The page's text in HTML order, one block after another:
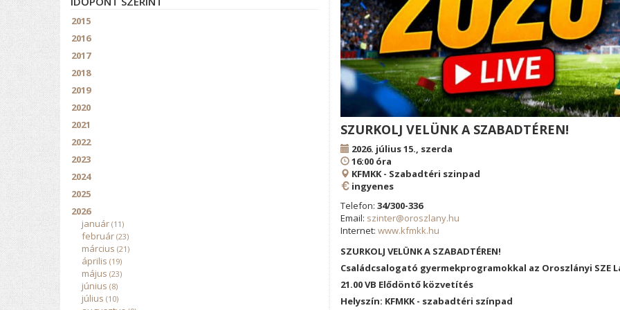
2015
2016
2017
2018
2019
2020
2021
2022
2023
2024
2025
2026
január (11)
február (23)
március (21)
április (19)
május (23)
június (8)
július (10)
SZURKOLJ VELÜNK A SZABADTÉREN!
2026. július 15., szerda
16:00 óra
KFMKK - Szabadtéri szinpad
ingyenes
Telefon: 34/300-336
Email: szinter@oroszlany.hu
Internet: www.kfmkk.hu
SZURKOLJ VELÜNK A SZABADTÉREN!
Családcsalogató gyermekprogramokkal az Oroszlányi SZE
21.00 VB Elődöntő közvetítés
Helyszín: KFMKK - szabadtéri színpad